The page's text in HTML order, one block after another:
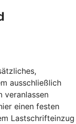
ausschließlich
veranlassen
einen festen
Lastschrifteinzug